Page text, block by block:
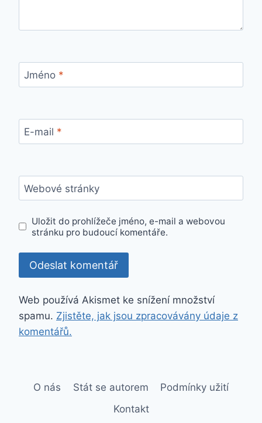
Jméno *
E-mail *
Webové stránky
Uložit do prohlížeče jméno, e-mail a webovou
stránku pro budoucí komentáře.
Web používá Akismet ke snížení množství
spamu. Zjistěte, jak jsou zpracovávány údaje z
komentářů.
O nás Stát se autorem
Podmínky užití
Kontakt